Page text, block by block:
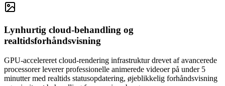
Lynhurtig cloud-behandling og
realtidsforhåndsvisning
GPU-accelereret cloud-rendering infrastruktur drevet af avancerede
processorer leverer professionelle animerede videoer på under 5
minutter med realtids statusopdatering, øjeblikkelig forhåndsvisning